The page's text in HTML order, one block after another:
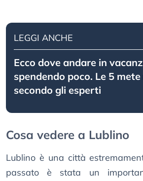
LEGGI ANCHE
Ecco dove andare in
spendendo poco. Le 5
secondo gli esperti
Cosa vedere a Lublino
Lublino è una città
passato è stata un